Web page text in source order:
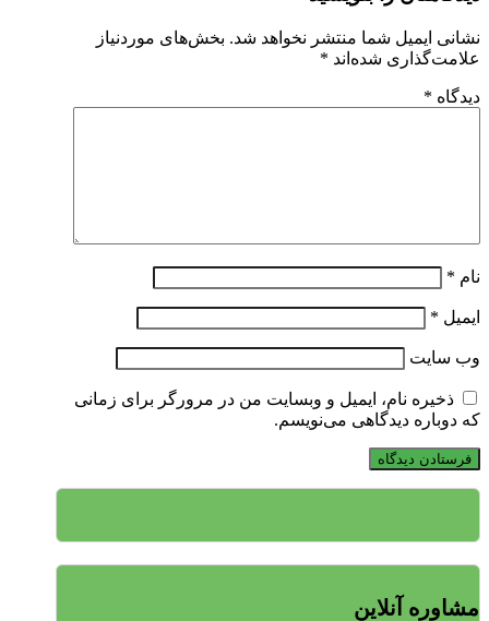
نشانی ایمیل شما منتشر نخواهد شد. بخش‌های موردنیاز
علامت‌گذاری شده‌اند *
دیدگاه *
نام *
ایمیل *
وب‌ سایت
ذخیره نام، ایمیل و وبسایت من در مرورگر برای زمانی
که دوباره دیدگاهی می‌نویسم.
مشاوره آنلاین